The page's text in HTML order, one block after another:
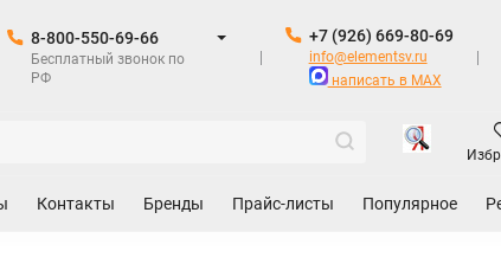
8-800-550-69-66
Бесплатный звонок по
РФ
+7 (926) 669-80-69
info@elementsv.ru
написать в MAX
Контакты Бренды Прайс-листы Популярное